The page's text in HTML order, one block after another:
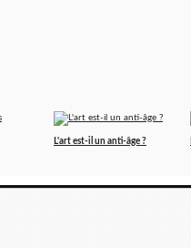
L'art est-il un anti-âge ?